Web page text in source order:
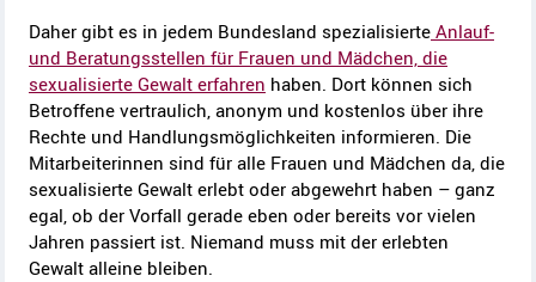
Daher gibt es in jedem Bundesland spezialisierte Anlauf-
und Beratungsstellen für Frauen und Mädchen, die
sexualisierte Gewalt erfahren haben. Dort können sich
Betroffene vertraulich, anonym und kostenlos über ihre
Rechte und Handlungsmöglichkeiten informieren. Die
Mitarbeiterinnen sind für alle Frauen und Mädchen da, die
sexualisierte Gewalt erlebt oder abgewehrt haben – ganz
egal, ob der Vorfall gerade eben oder bereits vor vielen
Jahren passiert ist. Niemand muss mit der erlebten
Gewalt alleine bleiben.